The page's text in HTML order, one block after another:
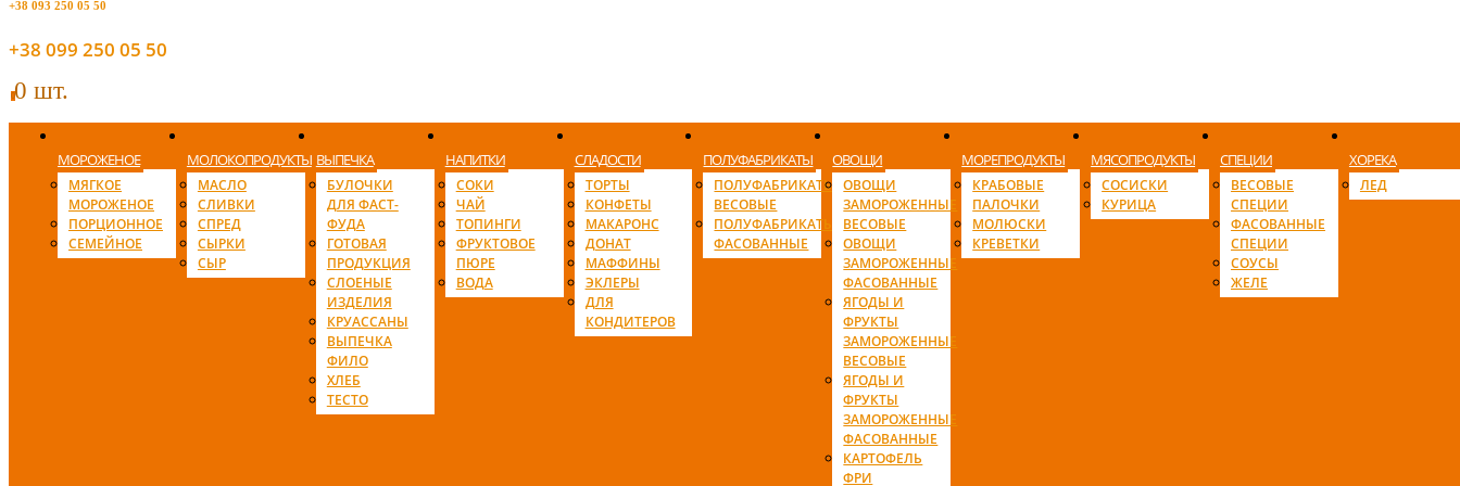
+38 093 250 05 50
+38 099 250 05 50
00 шт.
МОРОЖЕНОЕ
МЯГКОЕ
МОРОЖЕНОЕ
ПОРЦИОННОЕ
СЕМЕЙНОЕ
МОЛОКОПРОДУКТЫ
МАСЛО
СЛИВКИ
СПРЕД
СЫРКИ
СЫР
ВЫПЕЧКА
БУЛОЧКИ
ДЛЯ ФАСТ-
ФУДА
ГОТОВАЯ
ПРОДУКЦИЯ
СЛОЕНЫЕ
ИЗДЕЛИЯ
КРУАССАНЫ
ВЫПЕЧКА
ФИЛО
ХЛЕБ
ТЕСТО
НАПИТКИ
СОКИ
ЧАЙ
ТОПИНГИ
ФРУКТОВОЕ
ПЮРЕ
ВОДА
СЛАДОСТИ
ТОРТЫ
КОНФЕТЫ
МАКАРОНС
ДОНАТ
МАФФИНЫ
ЭКЛЕРЫ
ДЛЯ
КОНДИТЕРОВ
ПОЛУФАБРИКАТЫ
ПОЛУФАБРИКАТЫ
ВЕСОВЫЕ
ПОЛУФАБРИКАТЫ
ФАСОВАННЫЕ
ОВОЩИ
ОВОЩИ
ЗАМОРОЖЕННЫЕ
ВЕСОВЫЕ
ОВОЩИ
ЗАМОРОЖЕННЫЕ
ФАСОВАННЫЕ
ЯГОДЫ И
ФРУКТЫ
ЗАМОРОЖЕННЫЕ
ВЕСОВЫЕ
ЯГОДЫ И
ФРУКТЫ
ЗАМОРОЖЕННЫЕ
ФАСОВАННЫЕ
КАРТОФЕЛЬ
ФРИ
МОРЕПРОДУКТЫ
КРАБОВЫЕ
ПАЛОЧКИ
МОЛЮСКИ
КРЕВЕТКИ
МЯСОПРОДУКТЫ
СОСИСКИ
КУРИЦА
СПЕЦИИ
ВЕСОВЫЕ
СПЕЦИИ
ФАСОВАННЫЕ
СПЕЦИИ
СОУСЫ
ЖЕЛЕ
ХОРЕКА
ЛЕД